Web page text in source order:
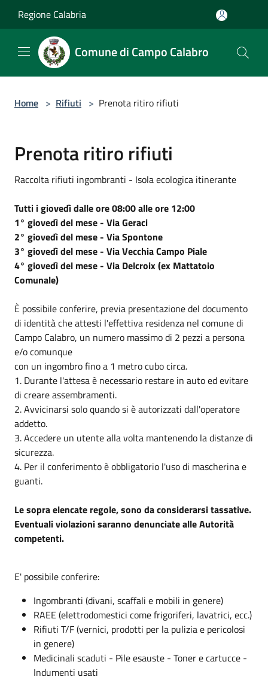
Regione Calabria
Comune di Campo Calabro
Home > Rifiuti > Prenota ritiro rifiuti
Prenota ritiro rifiuti
Raccolta rifiuti ingombranti - Isola ecologica itinerante
Tutti i giovedì dalle ore 08:00 alle ore 12:00
1° giovedì del mese - Via Geraci
2° giovedì del mese - Via Spontone
3° giovedì del mese - Via Vecchia Campo Piale
4° giovedì del mese - Via Delcroix (ex Mattatoio
Comunale)
È possibile conferire, previa presentazione del documento
di identità che attesti l'effettiva residenza nel comune di
Campo Calabro, un numero massimo di 2 pezzi a persona
e/o comunque
con un ingombro fino a 1 metro cubo circa.
1. Durante l'attesa è necessario restare in auto ed evitare
di creare assembramenti.
2. Avvicinarsi solo quando si è autorizzati dall'operatore
addetto.
3. Accedere un utente alla volta mantenendo la distanze di
sicurezza.
4. Per il conferimento è obbligatorio l'uso di mascherina e
guanti.
Le sopra elencate regole, sono da considerarsi tassative.
Eventuali violazioni saranno denunciate alle Autorità
competenti.
E' possibile conferire:
Ingombranti (divani, scaffali e mobili in genere)
RAEE (elettrodomestici come frigoriferi, lavatrici, ecc.)
Rifiuti T/F (vernici, prodotti per la pulizia e pericolosi
in genere)
Medicinali scaduti - Pile esauste - Toner e cartucce -
Indumenti usati